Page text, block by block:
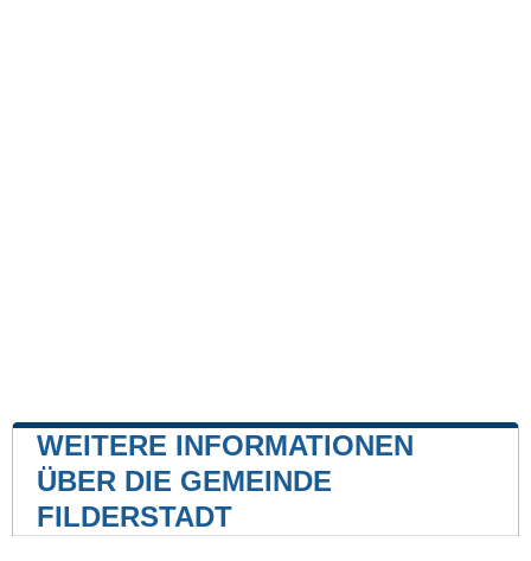
WEITERE INFORMATIONEN
ÜBER DIE GEMEINDE
FILDERSTADT